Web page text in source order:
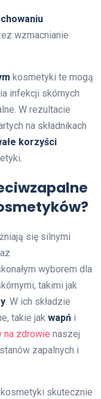
wzmacnianie
kosmetyki te mogą
infekcji skórnych
W rezultacie
na składnikach
korzyści
się silnymi
wyborem dla
takimi jak
. W ich składzie
takie jak wapń i
na zdrowie naszej
zapalnych i
skutecznie